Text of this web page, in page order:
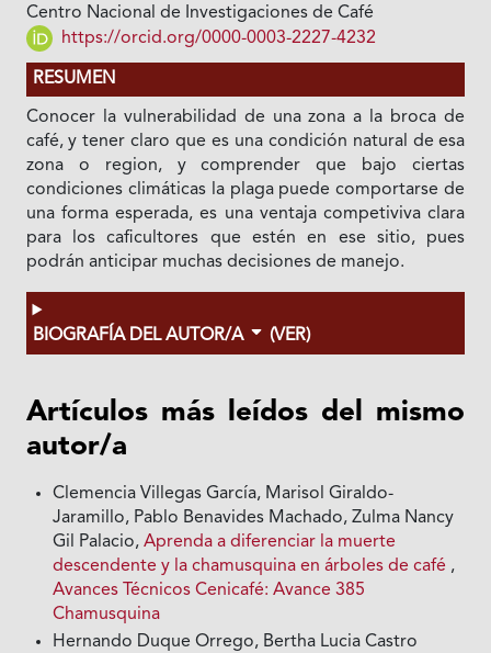
Centro Nacional de Investigaciones de Café
https://orcid.org/0000-0003-2227-4232
RESUMEN
Conocer la vulnerabilidad de una zona a la broca de
café, y tener claro que es una condición natural de esa
zona o region, y comprender que bajo ciertas
condiciones climáticas la plaga puede comportarse de
una forma esperada, es una ventaja competiviva clara
para los caficultores que estén en ese sitio, pues
podrán anticipar muchas decisiones de manejo.
BIOGRAFÍA DEL AUTOR/A (VER)
Artículos más leídos del mismo
autor/a
Clemencia Villegas García, Marisol Giraldo-
Jaramillo, Pablo Benavides Machado, Zulma Nancy
Gil Palacio,Aprenda a diferenciar la muerte
descendente y la chamusquina en árboles de café ,
Avances Técnicos Cenicafé: Avance 385
Chamusquina
Hernando Duque Orrego, Bertha Lucia Castro